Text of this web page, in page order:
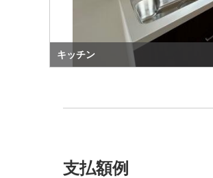
キッチン
支払額例